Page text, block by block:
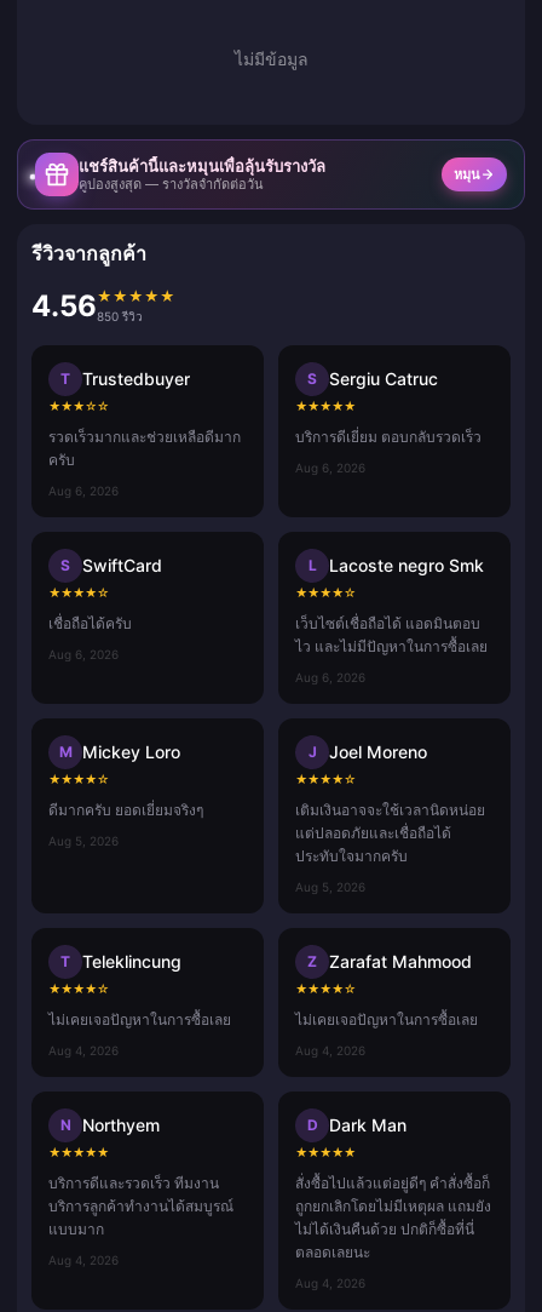
ไม่มีข้อมูล
แชร์สินค้านี้และหมุนเพื่อลุ้นรับรางวัล
คูปองสูงสุด — รางวัลจำกัดต่อวัน
หมุน
รีวิวจากลูกค้า
4.56★ ★ ★ ★ ★
850 รีวิว
T Trustedbuyer
★★★☆☆
รวดเร็วมากและช่วยเหลือดีมาก
ครับ
Aug 6, 2026
S Sergiu Catruc
★★★★★
บริการดีเยี่ยม ตอบกลับรวดเร็ว
Aug 6, 2026
S SwiftCard
★★★★☆
เชื่อถือได้ครับ
Aug 6, 2026
L Lacoste negro Smk
★★★★☆
เว็บไซต์เชื่อถือได้ แอดมินตอบ
ไว และไม่มีปัญหาในการซื้อเลย
Aug 6, 2026
M Mickey Loro
★★★★☆
ดีมากครับ ยอดเยี่ยมจริงๆ
Aug 5, 2026
J Joel Moreno
★★★★☆
เติมเงินอาจจะใช้เวลานิดหน่อย
แต่ปลอดภัยและเชื่อถือได้
ประทับใจมากครับ
Aug 5, 2026
T Teleklincung
★★★★☆
ไม่เคยเจอปัญหาในการซื้อเลย
Aug 4, 2026
Z Zarafat Mahmood
★★★★☆
ไม่เคยเจอปัญหาในการซื้อเลย
Aug 4, 2026
N Northyem
★★★★★
บริการดีและรวดเร็ว ทีมงาน
บริการลูกค้าทำงานได้สมบูรณ์
แบบมาก
Aug 4, 2026
D Dark Man
★★★★★
สั่งซื้อไปแล้วแต่อยู่ดีๆ คำสั่งซื้อก็
ถูกยกเลิกโดยไม่มีเหตุผล แถมยัง
ไม่ได้เงินคืนด้วย ปกติก็ซื้อที่นี่
ตลอดเลยนะ
Aug 4, 2026